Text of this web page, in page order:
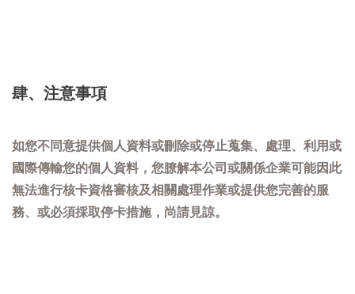
肆、注意事項
如您不同意提供個人資料或刪除或停止蒐集、處理、利用或
國際傳輸您的個人資料，您膫解本公司或關係企業可能因此
無法進行核卡資格審核及相關處理作業或提供您完善的服
務、或必須採取停卡措施，尚請見諒。